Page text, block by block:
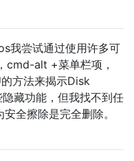
我尝试通过使用许多可
cmd-alt +菜单栏项，
方法来揭示Disk
藏功能，但我找不到任
全擦除是完全删除。